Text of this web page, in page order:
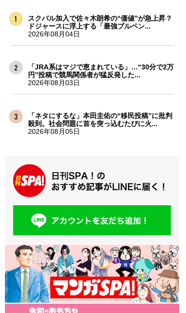
スクバル加入で佐々木朗希の“価値”が急上昇？
ドジャースに浮上する「最強ブルペン...
2026年08月04日
「JRA系はマジで恵まれている」…“30分で2万
円”投稿で競馬関係者が猛反発した...
2026年08月03日
「ネタにするな」本田圭佑の“移民投稿”に批判
殺到。社会問題に首を突っ込むたびに火...
2026年08月05日